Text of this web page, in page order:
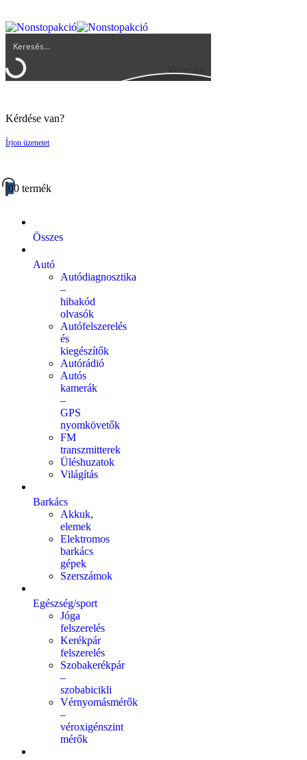
Keresés
Kérdése van?
Írjon üzenetet
00 termék
Összes
Autó
Autódiagnosztika
–
hibakód
olvasók
Autófelszerelés
és
kiegészítők
Autórádió
Autós
kamerák
–
GPS
nyomkövetők
FM
transzmitterek
Üléshuzatok
Világítás
Barkács
Akkuk,
elemek
Elektromos
barkács
gépek
Szerszámok
Egészség/sport
Jóga
felszerelés
Kerékpár
felszerelés
Szobakerékpár
–
szobabicikli
Vérnyomásmérők
–
véroxigénszint
mérők